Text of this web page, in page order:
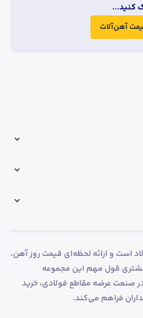
کنید...
آهن‌آلات
است و ارائه لحظه‌ای قیمت روز آهن،
قول مهم این مجموعه
صنعت عرضه مقاطع فولادی، خرید
فراهم می‌کند.